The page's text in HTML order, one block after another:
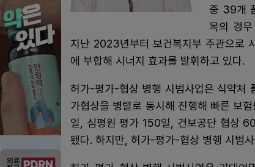
중 39개
목의 경우
지난 2023년부터 보건복지부 주관으로
에 부합해 시너지 효과를 발휘하고 있다.
허가-평가-협상 병행 시범사업은 식약처
가협상을 병렬로 동시해 진행해 빠른 보
일, 심평원 평가 150일, 건보공단 협상
됐다. 하지만, 허가-평가-협상 병행 시범